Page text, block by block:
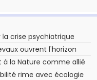
la crise psychiatrique
ouvrent l'horizon
à la Nature comme allié
rime avec écologie